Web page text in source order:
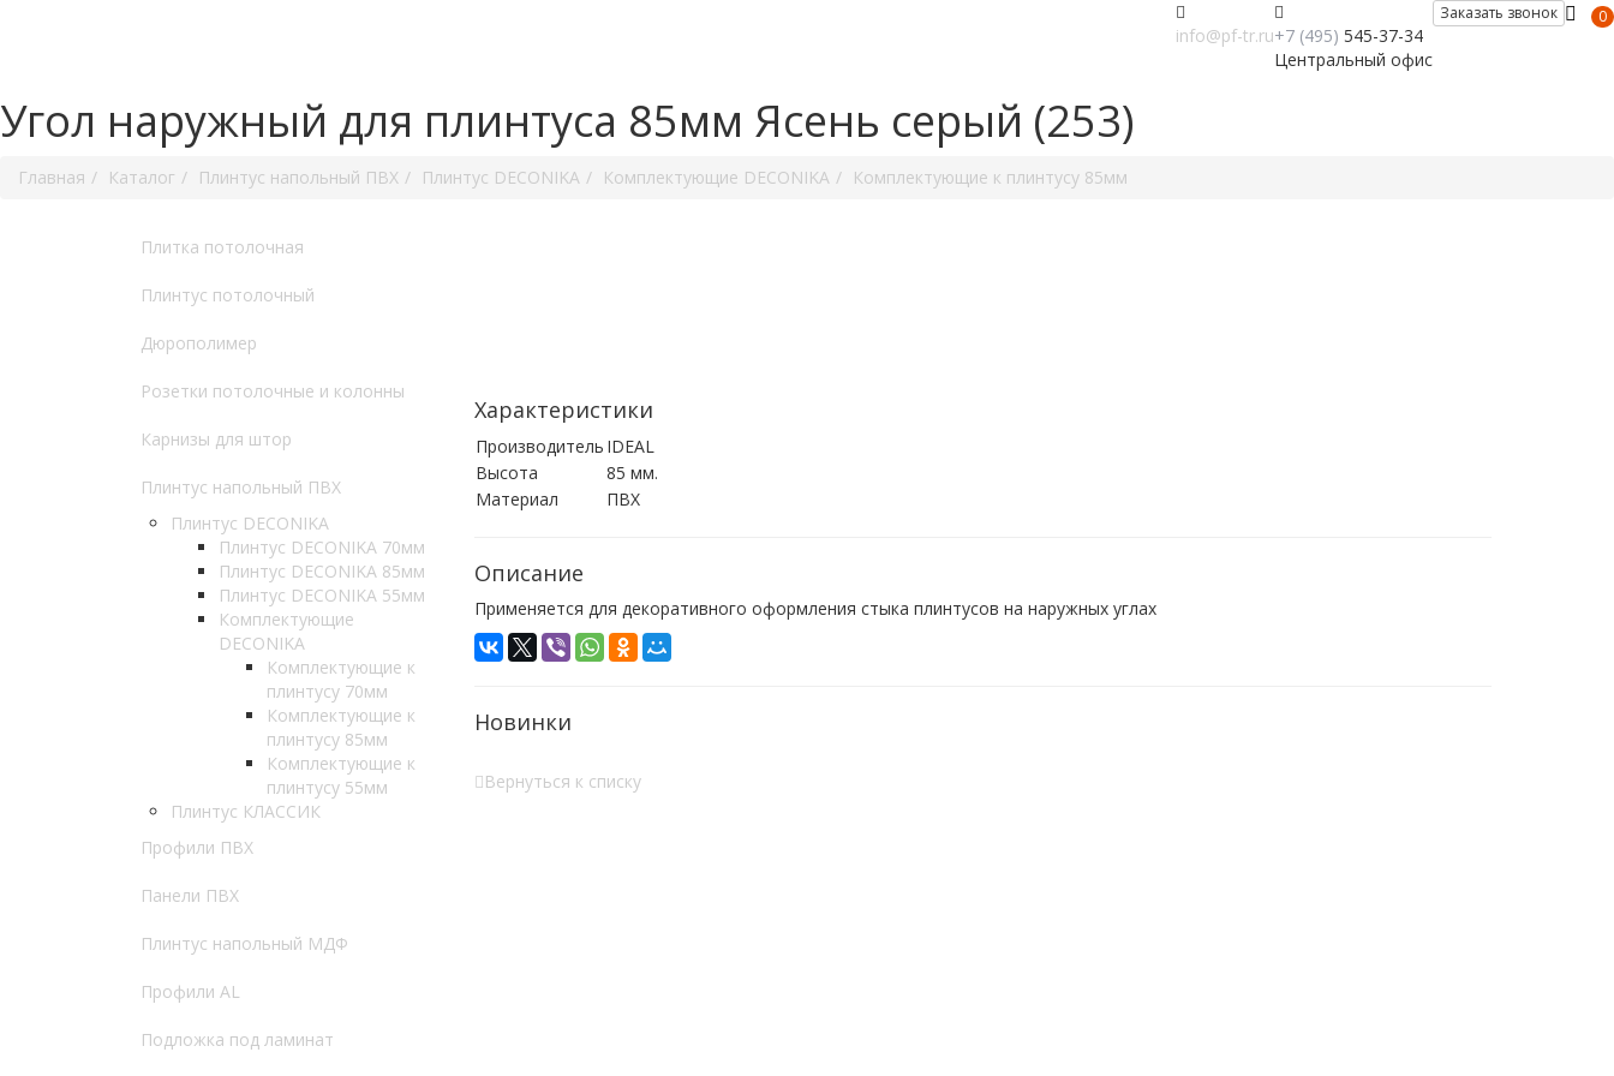
0
Заказать звонок
+7 (495) 545-37-34
Центральный офис
info@pf-tr.ru
Угол наружный для плинтуса 85мм Ясень серый (253)
Главная Каталог Плинтус напольный ПВХ Плинтус DECONIKA Комплектующие DECONIKA Комплектующие к плинтусу 85мм
Плитка потолочная
Плинтус потолочный
Дюрополимер
Розетки потолочные и колонны
Карнизы для штор
Плинтус напольный ПВХ
Плинтус DECONIKA
Плинтус DECONIKA 70мм
Плинтус DECONIKA 85мм
Плинтус DECONIKA 55мм
Комплектующие
DECONIKA
Комплектующие к
плинтусу 70мм
Комплектующие к
плинтусу 85мм
Комплектующие к
плинтусу 55мм
Плинтус КЛАССИК
Профили ПВХ
Панели ПВХ
Плинтус напольный МДФ
Профили AL
Подложка под ламинат
Характеристики
Производитель IDEAL
Высота
85 мм.
Материал
ПВХ
Описание
Применяется для декоративного оформления стыка плинтусов на наружных углах
Новинки
Вернуться к списку